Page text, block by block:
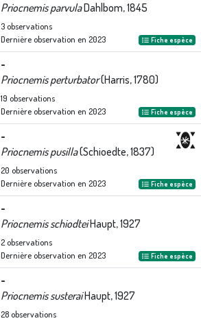
Priocnemis parvulaDahlbom, 1845
3observations
Dernière observation en 2023 Fiche espèce
-
Priocnemis perturbator(Harris, 1780)
19 observations
Dernière observation en 2023 Fiche espèce
-
Priocnemis pusilla(Schioedte, 1837)
20 observations
Dernière observation en 2023 Fiche espèce
-
Priocnemis schiodteiHaupt, 1927
2observations
Dernière observation en 2023 Fiche espèce
-
Priocnemis susteraiHaupt, 1927
28observations